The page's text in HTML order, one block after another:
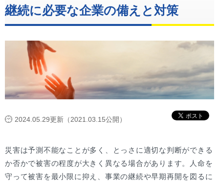
継続に必要な企業の備えと対策
2024.05.29更新（2021.03.15公開）
災害は予測不能なことが多く、とっさに適切な判断ができる
か否かで被害の程度が大きく異なる場合があります。人命を
守って被害を最小限に抑え、事業の継続や早期再開を図るに